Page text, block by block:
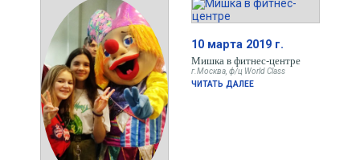
10 марта 2019 г.
Мишка в фитнес-центре
г.Москва, ф/ц World Class
ЧИТАТЬ ДАЛЕЕ